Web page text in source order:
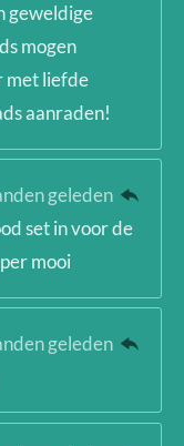
geweldige
mogen
met liefde
aanraden!
geleden
set in voor de
mooi
geleden